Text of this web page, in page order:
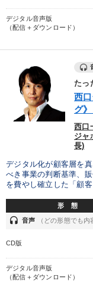
デジタル音声版
（配信＋ダウンロード）
たっ
西
グ
西口
ジャ
長)
デジタル化が顧客層を
べき事業の判断基準、
を費やし確立した「顧
形 態
headset 音声 （どの形態でも内
CD版
デジタル音声版
（配信＋ダウンロード）